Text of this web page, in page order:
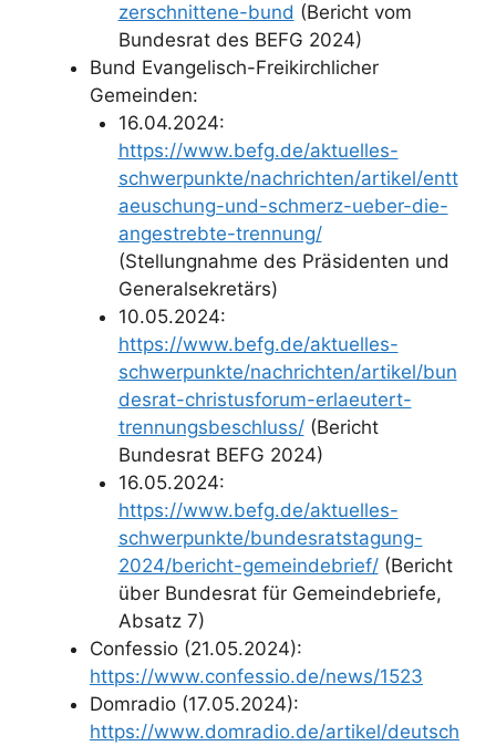
zerschnittene-bund (Bericht vom
Bundesrat des BEFG 2024)
Bund Evangelisch-Freikirchlicher
Gemeinden:
16.04.2024:
https://www.befg.de/aktuelles-
schwerpunkte/nachrichten/artikel/entt
aeuschung-und-schmerz-ueber-die-
angestrebte-trennung/
(Stellungnahme des Präsidenten und
Generalsekretärs)
10.05.2024:
https://www.befg.de/aktuelles-
schwerpunkte/nachrichten/artikel/bun
desrat-christusforum-erlaeutert-
trennungsbeschluss/(Bericht
Bundesrat BEFG 2024)
16.05.2024:
https://www.befg.de/aktuelles-
schwerpunkte/bundesratstagung-
2024/bericht-gemeindebrief/(Bericht
über Bundesrat für Gemeindebriefe,
Absatz 7)
Confessio (21.05.2024):
https://www.confessio.de/news/1523
Domradio (17.05.2024):
https://www.domradio.de/artikel/deutsch